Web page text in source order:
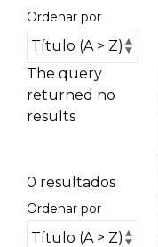
Ordenar por
The query
returned no
results
0 resultados
Ordenar por